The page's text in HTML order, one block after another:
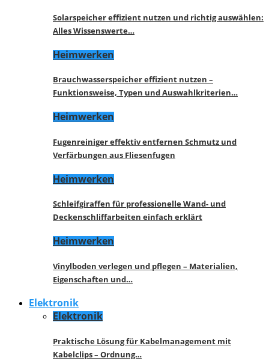
Solarspeicher effizient nutzen und richtig auswählen:
Alles Wissenswerte…
Heimwerken
Brauchwasserspeicher effizient nutzen –
Funktionsweise, Typen und Auswahlkriterien…
Heimwerken
Fugenreiniger effektiv entfernen Schmutz und
Verfärbungen aus Fliesenfugen
Heimwerken
Schleifgiraffen für professionelle Wand- und
Deckenschliffarbeiten einfach erklärt
Heimwerken
Vinylboden verlegen und pflegen – Materialien,
Eigenschaften und…
Elektronik
Elektronik
Praktische Lösung für Kabelmanagement mit
Kabelclips – Ordnung…